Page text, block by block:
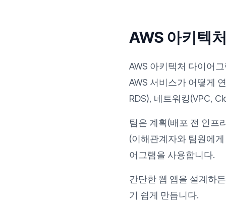
AWS 아키텍
AWS 아키텍처 다이어
AWS 서비스가 어떻게
RDS), 네트워킹(VPC,
팀은 계획(배포 전 인프
(이해관계자와 팀원에
어그램을 사용합니다.
간단한 웹 앱을 설계하
기 쉽게 만듭니다.